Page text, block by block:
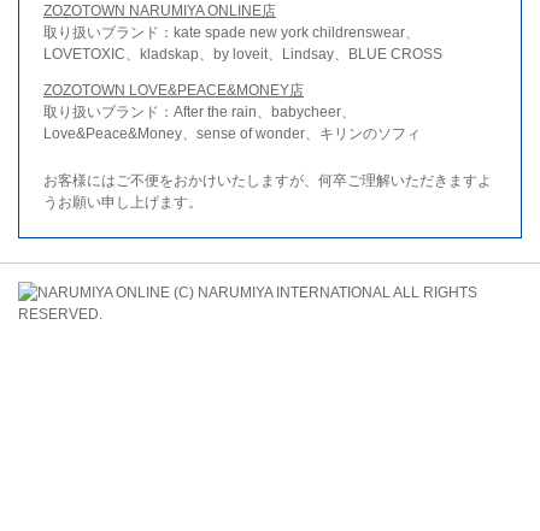
ZOZOTOWN NARUMIYA ONLINE店
取り扱いブランド：kate spade new york childrenswear、
LOVETOXIC、kladskap、by loveit、Lindsay、BLUE CROSS
ZOZOTOWN LOVE&PEACE&MONEY店
取り扱いブランド：After the rain、babycheer、
Love&Peace&Money、sense of wonder、キリンのソフィ
お客様にはご不便をおかけいたしますが、何卒ご理解いただきますよ
うお願い申し上げます。